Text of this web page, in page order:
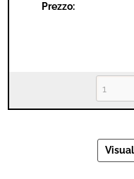
Prezzo: